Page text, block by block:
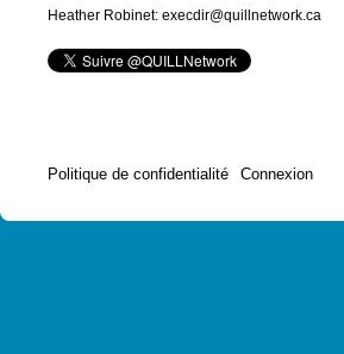
Heather Robinet: execdir@quillnetwork.ca
Politique de confidentialité Connexion